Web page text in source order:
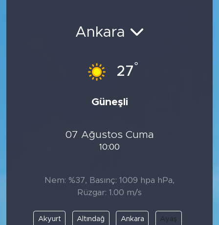
Ankara
27°
Güneşli
07 Ağustos Cuma
10:00
Nem: %37, Basınç: 1009 hpa hPa,
Rüzgar: 1.00 m/s
Akyurt Altındağ Ankara Ayaş